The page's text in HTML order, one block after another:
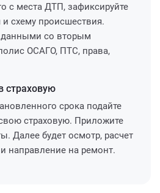
с места ДТП, зафиксируйте
схему происшествия.
данными со вторым
ОСАГО, ПТС, права,
страховую
срока подайте
страховую. Приложите
Далее будет осмотр, расчет
направление на ремонт.